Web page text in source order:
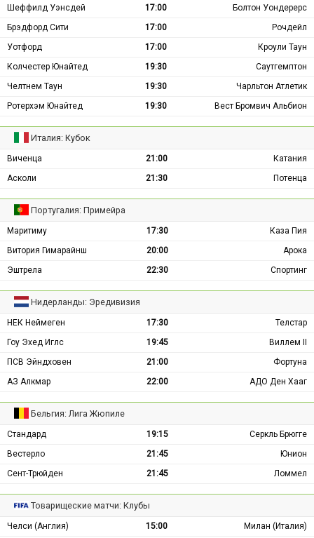
Шеффилд Уэнсдей
17:00
Болтон Уондерерс
Брэдфорд Сити
17:00
Рочдейл
Уотфорд
17:00
Кроули Таун
Колчестер Юнайтед
19:30
Саутгемптон
Челтнем Таун
19:30
Чарльтон Атлетик
Ротерхэм Юнайтед
19:30 Вест Бромвич Альбион
Италия: Кубок
Виченца 21:00
Катания
Асколи
21:30 Потенца
Португалия: Примейра
Маритиму 17:30
Каза Пия
Витория Гимарайнш
20:00
Арока
Эштрела
22:30 Спортинг
Нидерланды: Эредивизия
НЕК Неймеген 17:30
Телстар
Гоу Эхед Иглс
19:45
Виллем II
ПСВ Эйндховен
21:00
Фортуна
АЗ Алкмар
22:00 АДО Ден Хааг
Бельгия: Лига Жюпиле
Стандард 19:15
Серкль Брюгге
Вестерло
21:45
Юнион
Сент-Трюйден
21:45 Ломмел
Товарищеские матчи: Клубы
Челси (Англия) 15:00 Милан (Италия)